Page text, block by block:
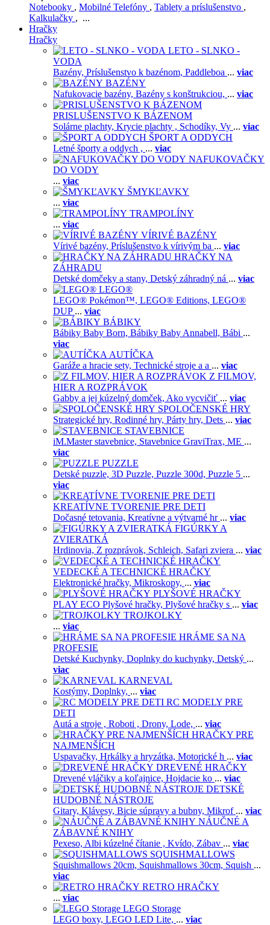
Notebooky , Mobilné Telefóny , Tablety a príslušenstvo ,
Kalkulačky , ...
Hračky
Hračky
LETO - SLNKO -
VODA
Bazény, Príslušenstvo k bazénom, Paddleboa ... viac
BAZÉNY
Nafukovacie bazény, Bazény s konštrukciou, ... viac
PRISLUŠENSTVO K BÁZENOM
Solárne plachty, Krycie plachty , Schodíky, Vy ... viac
ŠPORT A ODDYCH
Letné športy a oddych , ... viac
NAFUKOVAČKY
DO VODY
... viac
ŠMYKĽAVKY
... viac
TRAMPOLÍNY
... viac
VÍRIVÉ BAZÉNY
Vírivé bazény, Príslušenstvo k vírivým ba ... viac
HRAČKY NA
ZÁHRADU
Detské domčeky a stany, Detský záhradný ná ... viac
LEGO®
LEGO® Pokémon™, LEGO® Editions, LEGO®
DUP ... viac
BÁBIKY
Bábiky Baby Born, Bábiky Baby Annabell, Bábi ...
viac
AUTÍČKA
Garáže a hracie sety, Technické stroje a a ... viac
Z FILMOV,
HIER A ROZPRÁVOK
Gabby a jej kúzelný domček, Ako vycvičiť ... viac
SPOLOČENSKÉ HRY
Strategické hry, Rodinné hry, Párty hry, Dets ... viac
STAVEBNICE
iM.Master stavebnice, Stavebnice GraviTrax, ME ...
viac
PUZZLE
Detské puzzle, 3D Puzzle, Puzzle 300d, Puzzle 5 ...
viac
KREATÍVNE TVORENIE PRE DETI
Dočasné tetovania, Kreatívne a výtvarné hr ... viac
FIGÚRKY A
ZVIERATKÁ
Hrdinovia, Z rozprávok, Schleich, Safari zviera ... viac
VEDECKÉ A TECHNICKÉ HRAČKY
Elektronické hračky, Mikroskopy, ... viac
PLYŠOVÉ HRAČKY
PLAY ECO Plyšové hračky, Plyšové hračky s ... viac
TROJKOLKY
... viac
HRÁME SA NA
PROFESIE
Detské Kuchynky, Doplnky do kuchynky, Detský ...
viac
KARNEVAL
Kostýmy, Doplnky, ... viac
RC MODELY PRE
DETI
Autá a stroje , Roboti , Drony, Lode, ... viac
HRAČKY PRE
NAJMENŠÍCH
Uspavačky, Hrkálky a hryzátka, Motorické h ... viac
DREVENÉ HRAČKY
Drevené vláčiky a koľajnice, Hojdacie ko ... viac
DETSKÉ
HUDOBNÉ NÁSTROJE
Gitary, Klávesy, Bicie súpravy a bubny, Mikrof ... viac
NÁUČNÉ A
ZÁBAVNÉ KNIHY
Pexeso, Albi kúzelné čítanie , Kvído, Zábav ... viac
SQUISHMALLOWS
Squishmallows 20cm, Squishmallows 30cm, Squish ...
viac
RETRO HRAČKY
... viac
LEGO Storage
LEGO boxy, LEGO LED Lite, ... viac